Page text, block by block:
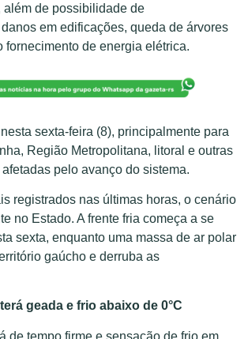
além de possibilidade de
em edificações, queda de árvores
fornecimento de energia elétrica.
sexta-feira (8), principalmente para
Região Metropolitana, litoral e outras
pelo avanço do sistema.
registrados nas últimas horas, o cenário
no Estado. A frente fria começa a se
sexta, enquanto uma massa de ar polar
gaúcho e derruba as
geada e frio abaixo de 0°C
de tempo firme e sensação de frio em